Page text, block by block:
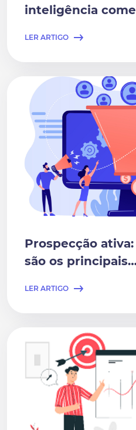
inteligência
LER ARTIGO
Prospecção
são os
LER ARTIGO